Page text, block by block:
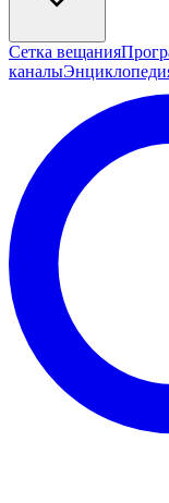
Сетка вещания
каналы